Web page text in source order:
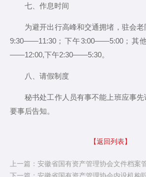
七、作息时间
为避开出行高峰和交通拥堵，驻会
9:30——11:30；下午3:00——5:00；其
——12:00,下午2:30——5:30。
八、请假制度
秘书处工作人员有事不能上班应事
要事后告知。
【返回列表】
上一篇：安徽省国有资产管理协会文件档案